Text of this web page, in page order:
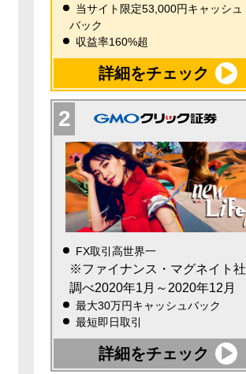
当サイト限定53,000円キャッシュ
バック
収益率160%超
詳細をチェック
FX取引高世界一
※ファイナンス・マグネイト社
調べ2020年1月～2020年12月
最大30万円キャッシュバック
最短即日取引
詳細をチェック